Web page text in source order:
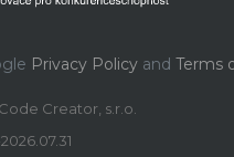
Privacy Policyand Terms
Creator, s.r.o.